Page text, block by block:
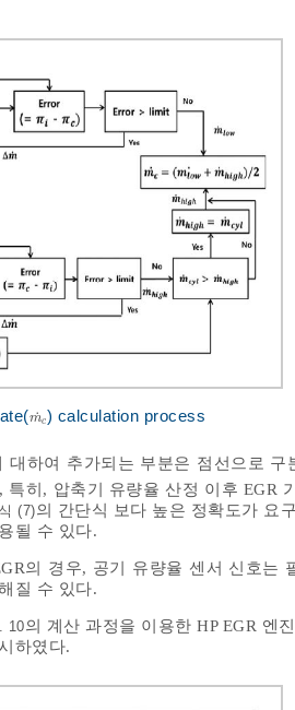
mc
˙
mc˙
) calculation process
대하여 추가되는 부분은 점선으로
특히, 압축기 유량율 산정 이후 EGR
식 (7)의 간단식 보다 높은 정확도가 요
될 수 있다.
의 경우, 공기 유량율 센서 신호는
질 수 있다.
10의 계산 과정을 이용한 HP EGR 엔
하였다.